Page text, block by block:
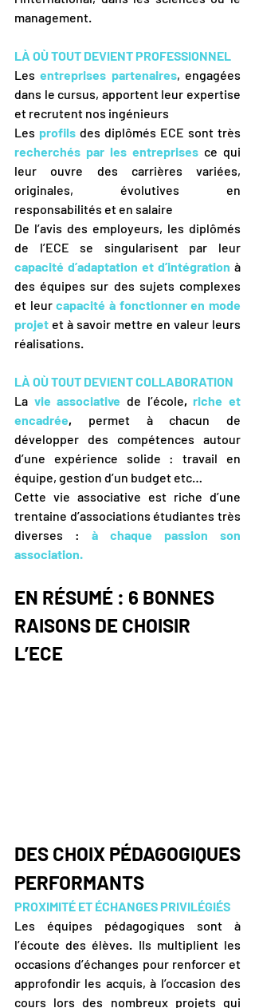
management.
LÀ OÙ TOUT DEVIENT PROFESSIONNEL
Les entreprises partenaires, engagées
dans le cursus, apportent leur expertise
et recrutent nos ingénieurs
Les profils des diplômés ECE sont très
recherchés par les entreprises ce qui
leur ouvre des carrières variées,
originales, évolutives en
responsabilités et en salaire
De l’avis des employeurs, les diplômés
de l’ECE se singularisent par leur
capacité d’adaptation et d’intégration à
des équipes sur des sujets complexes
et leur capacité à fonctionner en mode
projet et à savoir mettre en valeur leurs
réalisations.
LÀ OÙ TOUT DEVIENT COLLABORATION
La vie associative de l’école, riche et
encadrée, permet à chacun de
développer des compétences autour
d’une expérience solide : travail en
équipe, gestion d’un budget etc…
Cette vie associative est riche d’une
trentaine d’associations étudiantes très
diverses :
à chaque passion son
association.
EN RÉSUMÉ : 6 BONNES
RAISONS DE CHOISIR
L’ECE
DES CHOIX PÉDAGOGIQUES
PERFORMANTS
PROXIMITÉ ET ÉCHANGES PRIVILÉGIÉS
Les équipes pédagogiques sont à
l’écoute des élèves. Ils multiplient les
occasions d’échanges pour renforcer et
approfondir les acquis, à l’occasion des
cours lors des nombreux projets qui